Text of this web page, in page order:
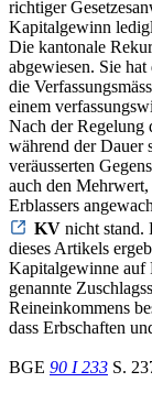
richtiger
Kapitalgewinn
Die kantonale
abgewiesen. Sie
die
einem
Nach der Regelung
während der Dauer
veräusserten
auch den Mehrwert,
Erblassers
KV nicht stand.
dieses Artikels
Kapitalgewinne auf
genannte
Reineinkommens
dass Erbschaften
BGE 90 I 233 S.